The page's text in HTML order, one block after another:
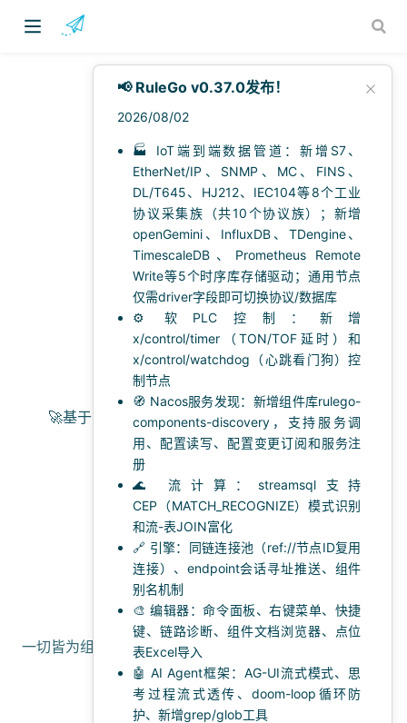
RuleGo
🚀基于Go语言的轻量级、高性能、嵌入式、新一
代组件编排规则引擎
快速开始 →
🧩组件化
一切皆为组件。内置大量组件，你可以灵活配置和重用它
们。
📢 RuleGo v0.37.0发布！
2026/08/02
🏭 IoT端到端数据管道：新增S7、
EtherNet/IP、SNMP、MC、FINS、
DL/T645、HJ212、IEC104等8个工业
协议采集族（共10个协议族）；新增
openGemini、InfluxDB、TDengine、
TimescaleDB、Prometheus Remote
Write等5个时序库存储驱动；通用节点
仅需driver字段即可切换协议/数据库
⚙️ 软PLC控制：新增
x/control/timer（TON/TOF延时）和
x/control/watchdog（心跳看门狗）控
制节点
🧭 Nacos服务发现：新增组件库rulego-
components-discovery，支持服务调
用、配置读写、配置变更订阅和服务注
册
🌊 流计算：streamsql支持
CEP（MATCH_RECOGNIZE）模式识别
和流-表JOIN富化
🔗 引擎：同链连接池（ref://节点ID复用
连接）、endpoint会话寻址推送、组件
别名机制
🎨 编辑器：命令面板、右键菜单、快捷
键、链路诊断、组件文档浏览器、点位
表Excel导入
🤖 AI Agent框架：AG-UI流式模式、思
考过程流式透传、doom-loop循环防
护、新增grep/glob工具